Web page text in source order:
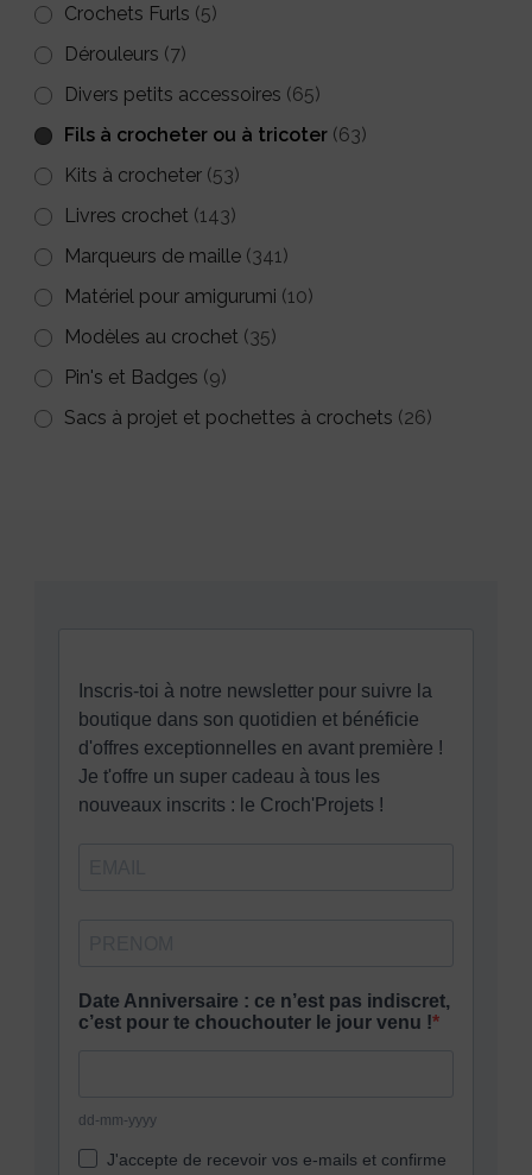
Crochets Furls (5)
Dérouleurs (7)
Divers petits accessoires (65)
Fils à crocheter ou à tricoter (63)
Kits à crocheter (53)
Livres crochet (143)
Marqueurs de maille (341)
Matériel pour amigurumi (10)
Modèles au crochet (35)
Pin's et Badges (9)
Sacs à projet et pochettes à crochets (26)